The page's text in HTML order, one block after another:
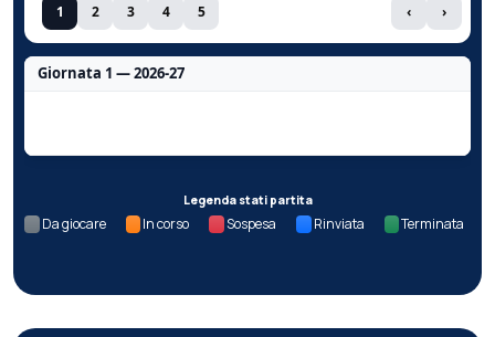
1 2 3 4 5 ‹ ›
Giornata 1 — 2026-27
Legenda stati partita
Da giocare In corso Sospesa Rinviata Terminata